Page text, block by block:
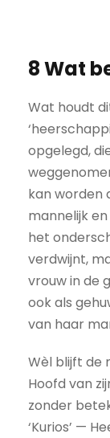
8 Wat
Wat houdt
opgelegd,
kan worden
mannelijk
het
verdwijnt,
vrouw in de
ook als
van haar
Wèl blijft de
Hoofd van
zonder
‘Kurios’ —